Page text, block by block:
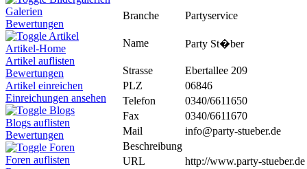
Galerien
Bewertungen
Artikel
Artikel-Home
Artikel auflisten
Bewertungen
Artikel einreichen
Einreichungen ansehen
Blogs
Blogs auflisten
Bewertungen
Foren
Foren auflisten
Branche Partyservice
Name Party St�ber
Strasse
Ebertallee 209
PLZ
06846
Telefon
0340/6611650
Fax
0340/6611670
Mail
info@party-stueber.de
Beschreibung
URL
http://www.party-stueber.de